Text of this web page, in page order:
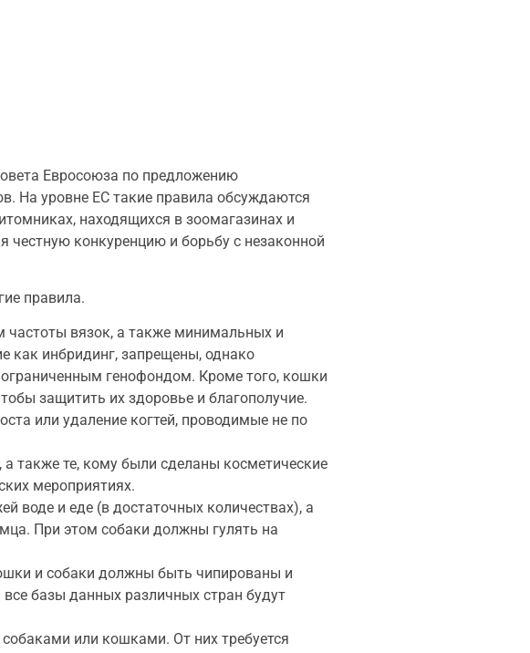
Евросоюза по предложению
На уровне ЕС такие правила обсуждаются
находящихся в зоомагазинах и
конкуренцию и борьбу с незаконной
правила.
частоты вязок, а также минимальных и
как инбридинг, запрещены, однако
генофондом. Кроме того, кошки
защитить их здоровье и благополучие.
или удаление когтей, проводимые не по
те, кому были сделаны косметические
мероприятиях.
воде и еде (в достаточных количествах), а
При этом собаки должны гулять на
и собаки должны быть чипированы и
базы данных различных стран будут
или кошками. От них требуется